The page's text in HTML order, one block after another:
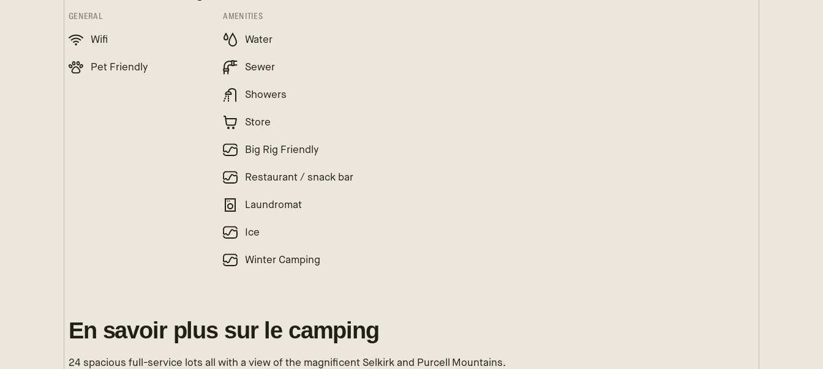
GENERAL
Wifi
Pet Friendly
AMENITIES
Water
Sewer
Showers
Store
Big Rig Friendly
Restaurant / snack bar
Laundromat
Ice
Winter Camping
En savoir plus sur le camping
24 spacious full-service lots all with a view of the magnificent Selkirk and Purcell Mountains.